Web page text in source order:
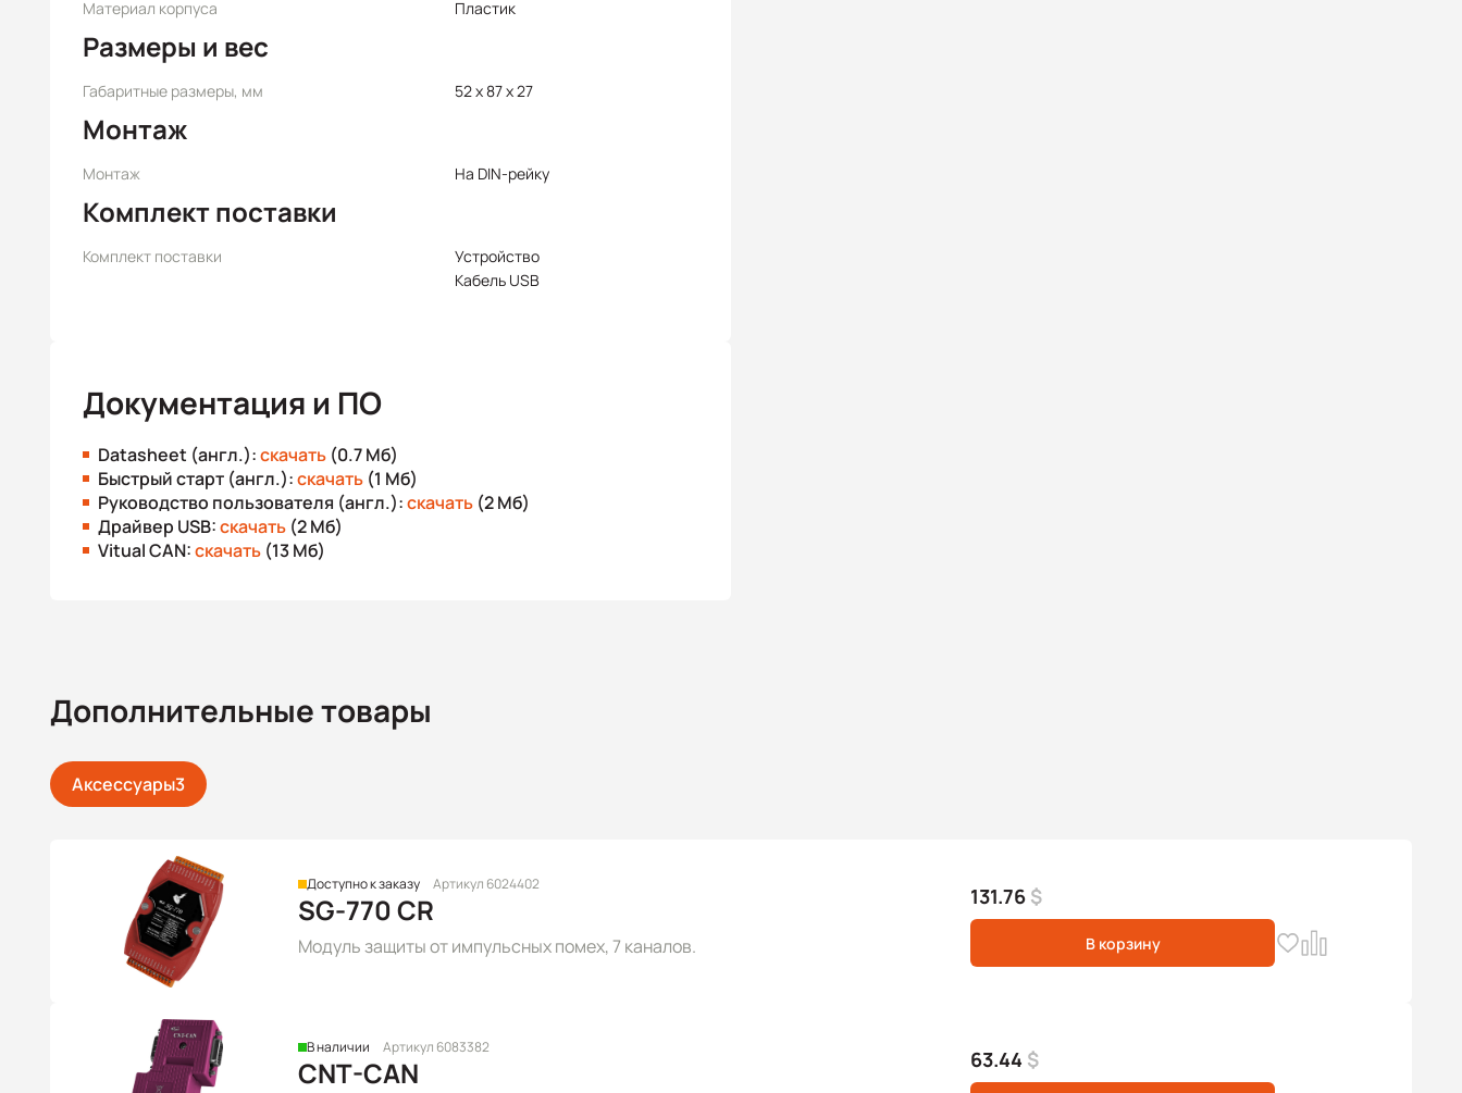
Материал корпуса Пластик
Размеры и вес
Габаритные размеры, мм 52 x 87 x 27
Монтаж
Монтаж На DIN-рейку
Комплект поставки
Комплект поставки
Устройство
Кабель USB
Документация и ПО
Datasheet (англ.):скачать (0.7 Мб)
Быстрый старт (англ.):скачать (1 Мб)
Руководство пользователя (англ.):скачать (2 Мб)
Драйвер USB:скачать (2 Мб)
Vitual CAN:скачать (13 Мб)
Дополнительные товары
Аксессуары3
Доступно к заказу Артикул 6024402
SG-770 CR
Модуль защиты от импульсных помех, 7 каналов.
131.76 $
В корзину
В наличии Артикул 6083382
CNT-CAN 63.44 $